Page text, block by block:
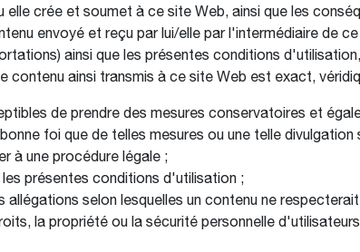
elle crée et soumet à ce site Web, ainsi que les
envoyé et reçu par lui/elle par l'intermédiaire de
ainsi que les présentes conditions
contenu ainsi transmis à ce site Web est exact,
de prendre des mesures conservatoires et
foi que de telles mesures ou une telle
à une procédure légale ;
les présentes conditions d'utilisation ;
allégations selon lesquelles un contenu ne
la propriété ou la sécurité personnelle